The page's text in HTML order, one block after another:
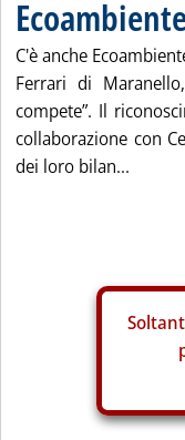
C'è anche
Ferrari di
compete”. Il
collaborazione con
dei loro bilan...